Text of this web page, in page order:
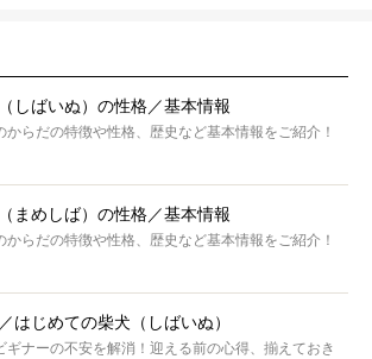
しばいぬ）の性格／基本情報
からだの特徴や性格、歴史など基本情報をご紹介！
まめしば）の性格／基本情報
からだの特徴や性格、歴史など基本情報をご紹介！
はじめての柴犬（しばいぬ）
ギナーの不安を解消！迎える前の心得、揃えておき